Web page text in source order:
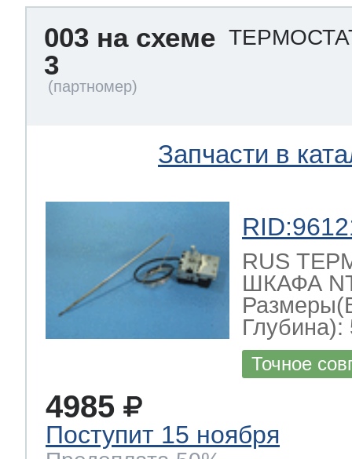
003 на схеме
3
Запчасти в
RUS
ШКАФА
Глубина):
Точное
4985
Поступит 15 ноября